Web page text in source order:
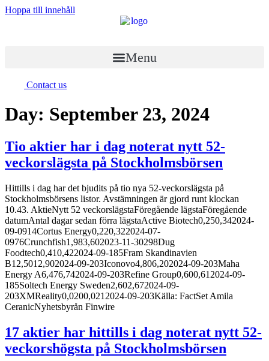
Hoppa till innehåll
Menu
Contact us
Day: September 23, 2024
Tio aktier har i dag noterat nytt 52-
veckorslägsta på Stockholmsbörsen
Hittills i dag har det bjudits på tio nya 52-veckorslägsta på
Stockholmsbörsens listor. Avstämningen är gjord runt klockan
10.43. AktieNytt 52 veckorslägstaFöregående lägstaFöregående
datumAntal dagar sedan förra lägstaActive Biotech0,250,342024-
09-0914Cortus Energy0,220,322024-07-
0976Crunchfish1,983,602023-11-30298Dug
Foodtech0,410,422024-09-185Fram Skandinavien
B12,5012,902024-09-203Iconovo4,806,202024-09-203Maha
Energy A6,476,742024-09-203Refine Group0,600,612024-09-
185Soltech Energy Sweden2,602,672024-09-
203XMReality0,0200,0212024-09-203Källa: FactSet Amila
CeranicNyhetsbyrån Finwire
17 aktier har hittills i dag noterat nytt 52-
veckorshögsta på Stockholmsbörsen